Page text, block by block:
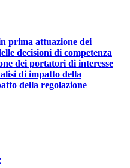
prima attuazione dei
decisioni di competenza
dei portatori di interesse
di impatto della
della regolazione